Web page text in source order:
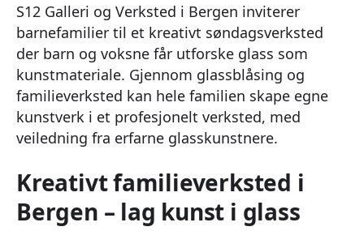
S12 Galleri og Verksted i Bergen inviterer
barnefamilier til et kreativt søndagsverksted
der barn og voksne får utforske glass som
kunstmateriale. Gjennom glassblåsing og
familieverksted kan hele familien skape egne
kunstverk i et profesjonelt verksted, med
veiledning fra erfarne glasskunstnere.
Kreativt familieverksted i
Bergen – lag kunst i glass